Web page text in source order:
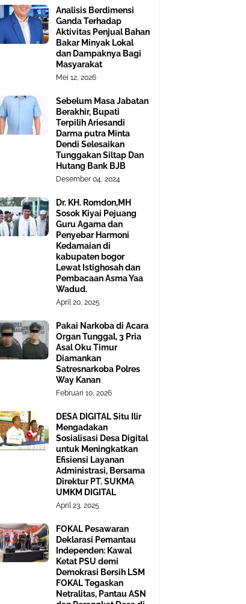
Analisis Berdimensi
Ganda Terhadap
Aktivitas Penjual Bahan
Bakar Minyak Lokal
dan Dampaknya Bagi
Masyarakat
Mei 12, 2026
Sebelum Masa Jabatan
Berakhir, Bupati
Terpilih Ariesandi
Darma putra Minta
Dendi Selesaikan
Tunggakan Siltap Dan
Hutang Bank BJB
Desember 04, 2024
Dr. KH. Romdon,MH
Sosok Kiyai Pejuang
Guru Agama dan
Penyebar Harmoni
Kedamaian di
kabupaten bogor
Lewat Istighosah dan
Pembacaan Asma Yaa
Wadud.
April 20, 2025
Pakai Narkoba di Acara
Organ Tunggal, 3 Pria
Asal Oku Timur
Diamankan
Satresnarkoba Polres
Way Kanan
Februari 10, 2026
DESA DIGITAL Situ Ilir
Mengadakan
Sosialisasi Desa Digital
untuk Meningkatkan
Efisiensi Layanan
Administrasi, Bersama
Direktur PT. SUKMA
UMKM DIGITAL
April 23, 2025
FOKAL Pesawaran
Deklarasi Pemantau
Independen: Kawal
Ketat PSU demi
Demokrasi Bersih LSM
FOKAL Tegaskan
Netralitas, Pantau ASN